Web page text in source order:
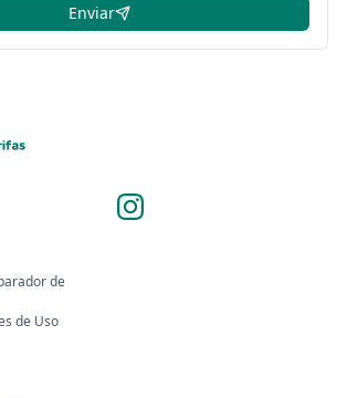
Enviar
de
de Uso